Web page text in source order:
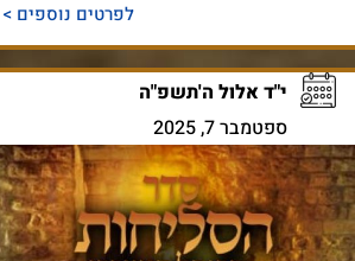
לפרטים נוספים >
י"ד אלול ה'תשפ"ה
ספטמבר 7, 2025